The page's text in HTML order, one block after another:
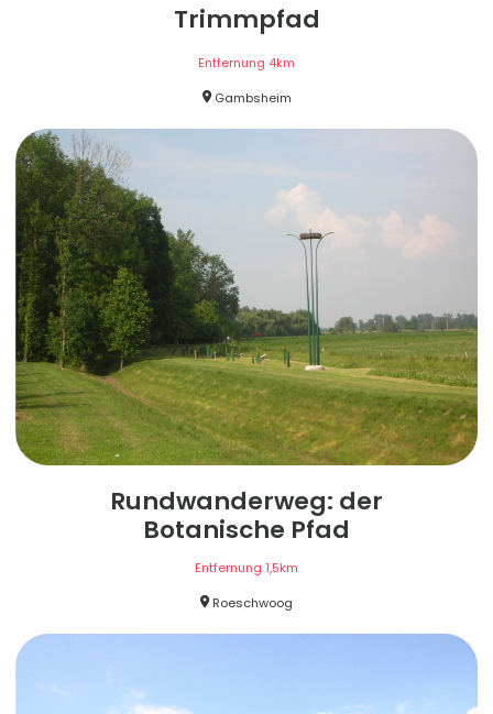
Trimmpfad
Entfernung 4km
Gambsheim
Rundwanderweg: der
Botanische Pfad
Entfernung 1,5km
Roeschwoog